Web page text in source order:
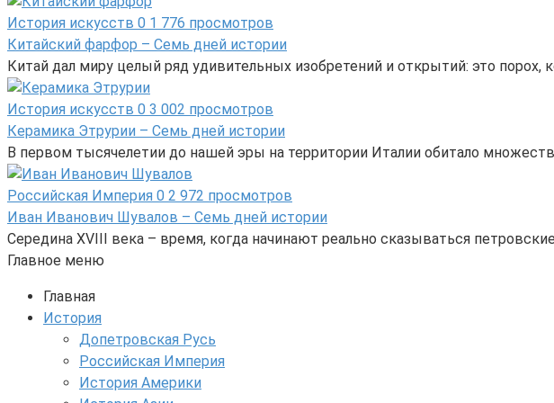
История искусств 0 1 776 просмотров
Китайский фарфор – Семь дней истории
Китай дал миру целый ряд удивительных изобретений и открытий: это порох,
История искусств 0 3 002 просмотров
Керамика Этрурии – Семь дней истории
В первом тысячелетии до нашей эры на территории Италии обитало
Российская Империя 0 2 972 просмотров
Иван Иванович Шувалов – Семь дней истории
Середина XVIII века – время, когда начинают реально сказываться
Главное меню
Главная
История
Допетровская Русь
Российская Империя
История Америки